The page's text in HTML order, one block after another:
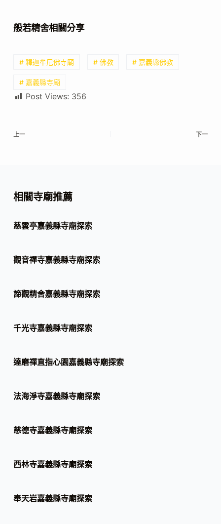
般若精舍相關分享
# 釋迦牟尼佛寺廟 # 佛教 # 嘉義縣佛教
# 嘉義縣寺廟
Post Views: 356
上一 下一
相關寺廟推薦
慈雲亭嘉義縣寺廟探索
觀音禪寺嘉義縣寺廟探索
諦觀精舍嘉義縣寺廟探索
千光寺嘉義縣寺廟探索
達磨禪直指心園嘉義縣寺廟探索
法海淨寺嘉義縣寺廟探索
慈德寺嘉義縣寺廟探索
西林寺嘉義縣寺廟探索
奉天岩嘉義縣寺廟探索